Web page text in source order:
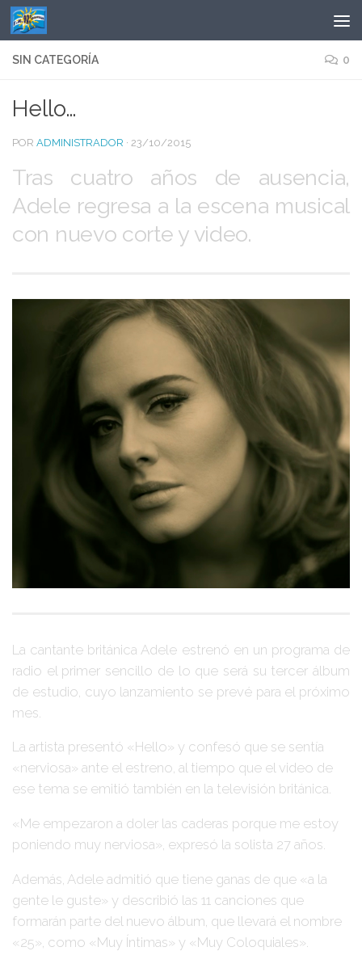
Saltar al contenido
SIN CATEGORÍA 0
Hello…
POR ADMINISTRADOR · 23/10/2015
Tras cuatro años de ausencia,
Adele regresa a la escena musical
con nuevo corte y video.
La cantante británica Adele estrenó en un programa de
radio el primer sencillo de lo que será su tercer álbum
de estudio, cuyo lanzamiento se prevé para el próximo
mes.
La artista presentó «Hello» y confesó que se sentía
«nerviosa» ante el estreno, al tiempo que el video de
ese tema se emitió también en la televisión británica.
«Me empezaron a doler las caderas porque me estoy
poniendo muy nerviosa», expresó la solista 27 años.
Además, Adele admitió que tiene ganas de que «a la
gente le guste» y describió las 11 canciones que
formarán parte del nuevo álbum, que llevará el nombre
«25» , como «Muy Íntimas» y «Muy Coloquiales»